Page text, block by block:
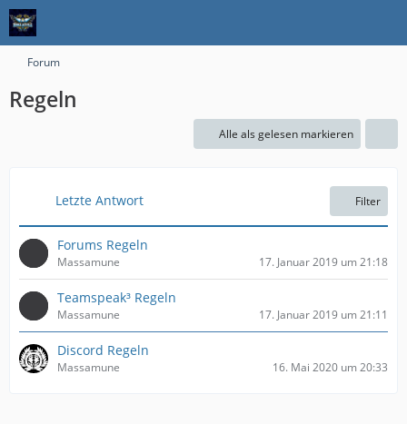
Forum
Regeln
Alle als gelesen markieren
Letzte Antwort Filter
Forums Regeln
Massamune 17. Januar 2019 um 21:18
Teamspeak³ Regeln
Massamune 17. Januar 2019 um 21:11
Discord Regeln
Massamune 16. Mai 2020 um 20:33